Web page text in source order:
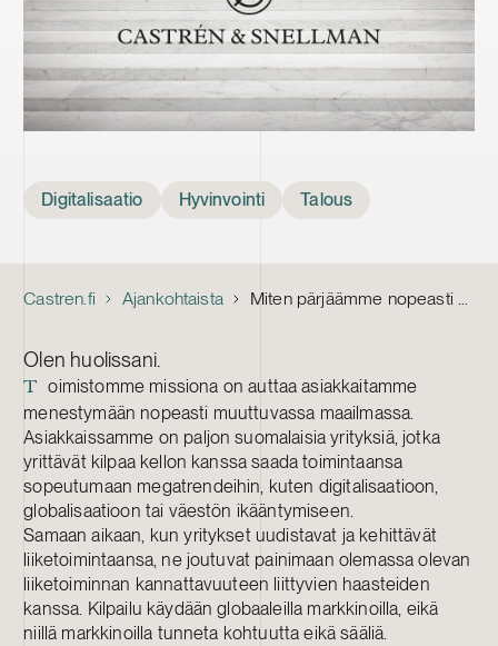
Digitalisaatio Hyvinvointi Talous
Castren.fi Ajankohtaista Miten pärjäämme nopeasti muuttuvassa maailmassa?
Olen huolissani.
T
oimistomme missiona on auttaa asiakkaitamme
menestymään nopeasti muuttuvassa maailmassa.
Asiakkaissamme on paljon suomalaisia yrityksiä, jotka
yrittävät kilpaa kellon kanssa saada toimintaansa
sopeutumaan megatrendeihin, kuten digitalisaatioon,
globalisaatioon tai väestön ikääntymiseen.
Samaan aikaan, kun yritykset uudistavat ja kehittävät
liiketoimintaansa, ne joutuvat painimaan olemassa olevan
liiketoiminnan kannattavuuteen liittyvien haasteiden
kanssa. Kilpailu käydään globaaleilla markkinoilla, eikä
niillä markkinoilla tunneta kohtuutta eikä sääliä.